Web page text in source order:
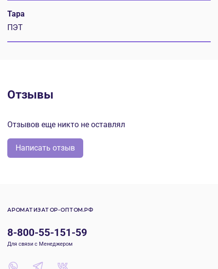
Тара
ПЭТ
Отзывы
Отзывов еще никто не оставлял
Написать отзыв
8-800-55-151-59
Для связи с Менеджером
АРОМАТИЗАТОР-ОПТОМ.РФ